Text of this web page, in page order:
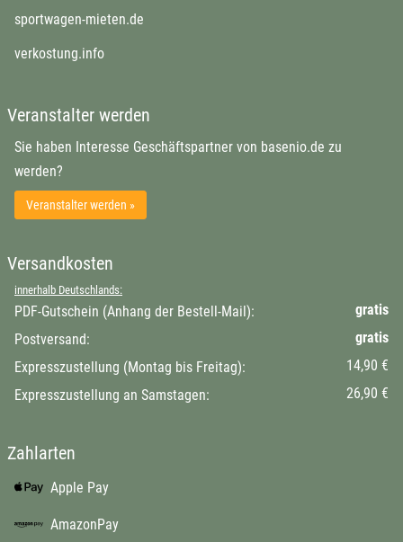
sportwagen-mieten.de
verkostung.infoöffnet in neuem Fenster
Veranstalter werden
Sie haben Interesse Geschäftspartner von basenio.de zu
werden?
Veranstalter werden »
Versandkosten
innerhalb Deutschlands:
PDF-Gutschein (Anhang der Bestell-Mail):
gratis
Postversand:
gratis
Expresszustellung (Montag bis Freitag):
14,90 €
Expresszustellung an Samstagen:
26,90 €
Zahlarten
Apple Pay
AmazonPay